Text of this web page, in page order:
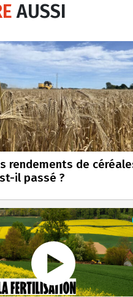
AUSSI
rendements de
il passé ?